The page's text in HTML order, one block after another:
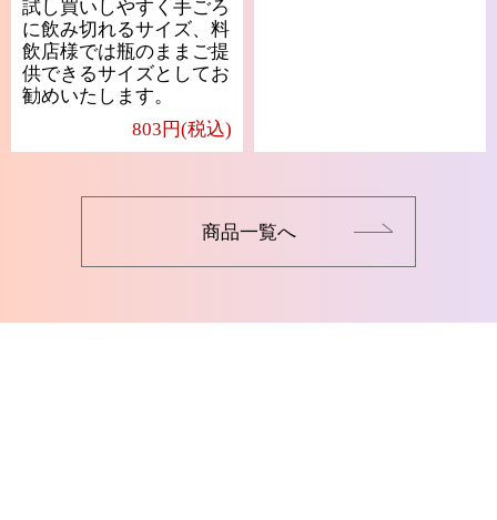
試し買いしやすく手ごろ
に飲み切れるサイズ、料
飲店様では瓶のままご提
供できるサイズとしてお
勧めいたします。
803円(税込)
商品一覧へ